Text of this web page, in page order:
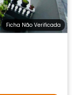
Ficha Não Verificada